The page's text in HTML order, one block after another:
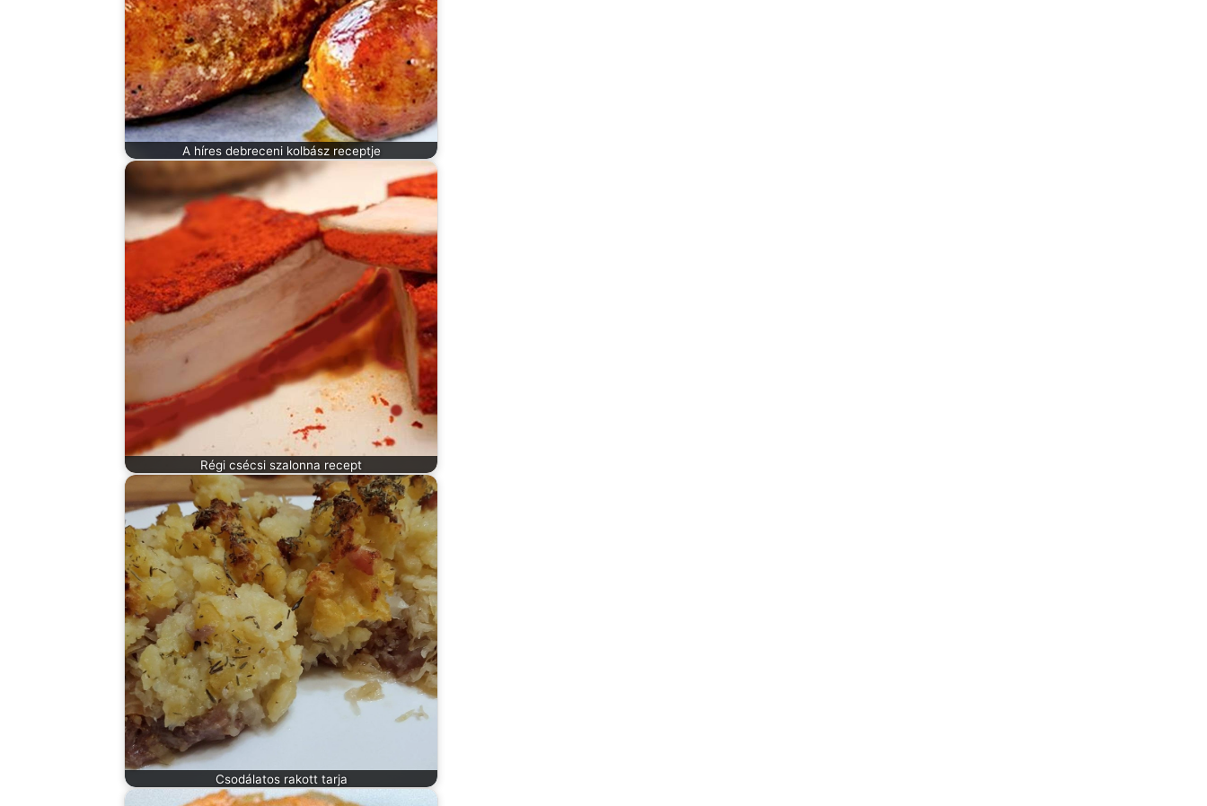
A híres debreceni kolbász receptje
Régi csécsi szalonna recept
Csodálatos rakott tarja